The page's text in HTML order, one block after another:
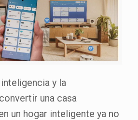
y la
una casa
un hogar inteligente ya no